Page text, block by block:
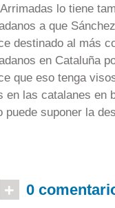
lo tiene
a que
destinado al más
en Cataluña
que eso tenga
en las catalanes en
puede suponer la
+ 0